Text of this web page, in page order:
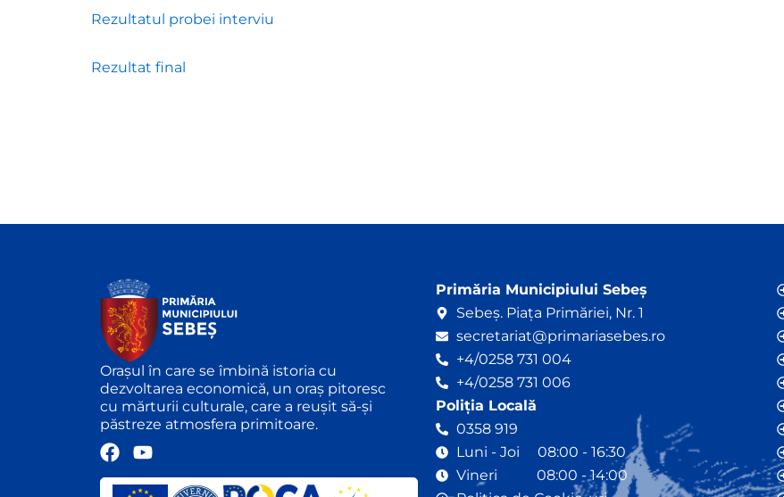
Rezultatul probei interviu
Rezultat final
Orașul în care se îmbină istoria cu
dezvoltarea economică, un oraș pitoresc
cu mărturii culturale, care a reușit să-și
păstreze atmosfera primitoare.
F
c
Y
u
Primăria Municipiului Sebeș
Sebeș. Piața Primăriei, Nr. 1
secretariat@primariasebes.ro
+4/0258 731 004
+4/0258 731 006
Poliția Locală
0358 919
Luni - Joi 08:00 - 16:30
Vineri 08:00 - 14:00